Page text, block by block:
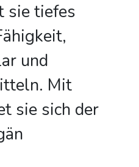
sie tiefes
und
Mit
sie sich der